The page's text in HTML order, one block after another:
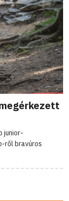
junior-
ről bravúros